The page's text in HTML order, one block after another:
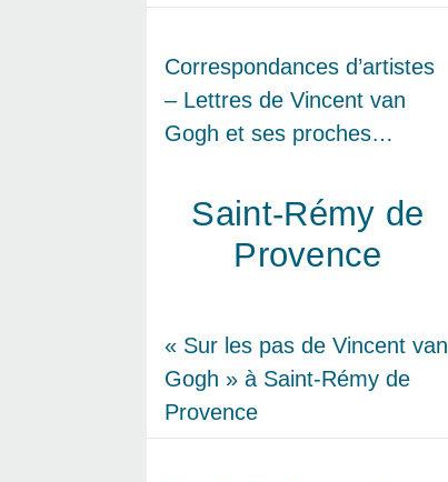
Correspondances d’artistes
– Lettres de Vincent van
Gogh et ses proches…
Saint-Rémy de
Provence
« Sur les pas de Vincent van
Gogh » à Saint-Rémy de
Provence